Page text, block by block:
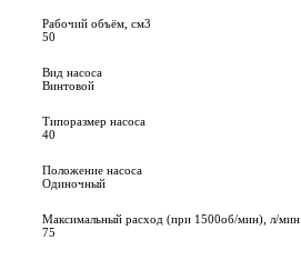
Рабочий объём, см3
50
Вид насоса
Винтовой
Типоразмер насоса
40
Положение насоса
Одиночный
Максимальный расход (при 1500об/мин), л/мин
75